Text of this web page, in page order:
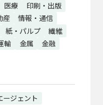
医療
印刷・出版
産
情報・通信
紙・パルプ
繊維
輸 金属
金融
ージェント